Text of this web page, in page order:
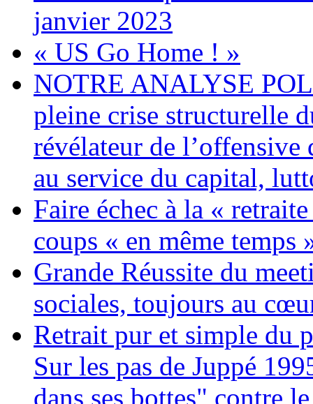
janvier 2023
« US Go Home ! »
NOTRE ANALYSE
pleine crise structurelle
révélateur de
au service du capital,
Faire échec à la «
coups « en même temps
Grande Réussite du
sociales, toujours au
Retrait pur et simple du
Sur les pas de Juppé
dans ses bottes" contre